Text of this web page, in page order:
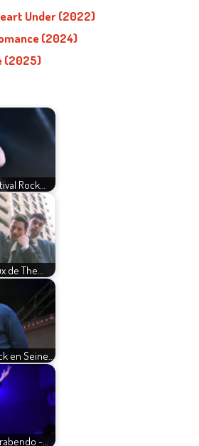
Under (2022)
(2024)
(2025)
Rock…
de The…
en Seine…
-…